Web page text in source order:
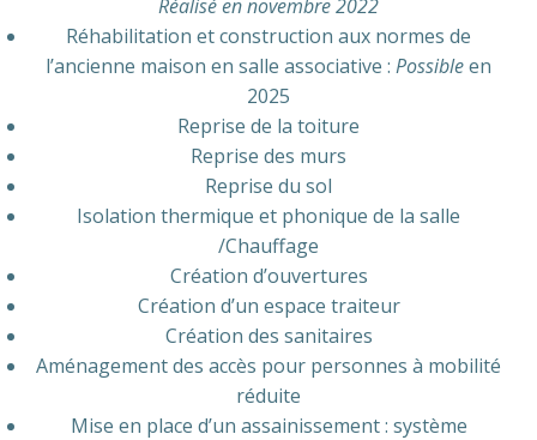
Réalisé en novembre 2022
Réhabilitation et construction aux normes de
l’ancienne maison en salle associative : Possibleen
2025
Reprise de la toiture
Reprise des murs
Reprise du sol
Isolation thermique et phonique de la salle
/Chauffage
Création d’ouvertures
Création d’un espace traiteur
Création des sanitaires
Aménagement des accès pour personnes à mobilité
réduite
Mise en place d’un assainissement : système